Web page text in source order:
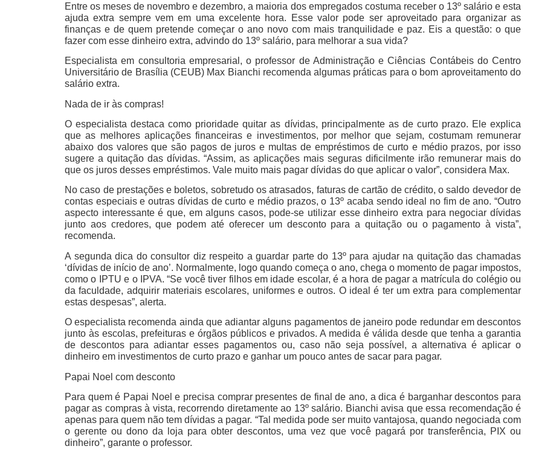
Entre os meses de novembro e dezembro, a maioria dos empregados costuma receber o 13º salário e esta
ajuda extra sempre vem em uma excelente hora. Esse valor pode ser aproveitado para organizar as
finanças e de quem pretende começar o ano novo com mais tranquilidade e paz. Eis a questão: o que
fazer com esse dinheiro extra, advindo do 13º salário, para melhorar a sua vida?
Especialista em consultoria empresarial, o professor de Administração e Ciências Contábeis do Centro
Universitário de Brasília (CEUB) Max Bianchi recomenda algumas práticas para o bom aproveitamento do
salário extra.
Nada de ir às compras!
O especialista destaca como prioridade quitar as dívidas, principalmente as de curto prazo. Ele explica
que as melhores aplicações financeiras e investimentos, por melhor que sejam, costumam remunerar
abaixo dos valores que são pagos de juros e multas de empréstimos de curto e médio prazos, por isso
sugere a quitação das dívidas. “Assim, as aplicações mais seguras dificilmente irão remunerar mais do
que os juros desses empréstimos. Vale muito mais pagar dívidas do que aplicar o valor”, considera Max.
No caso de prestações e boletos, sobretudo os atrasados, faturas de cartão de crédito, o saldo devedor de
contas especiais e outras dívidas de curto e médio prazos, o 13º acaba sendo ideal no fim de ano. “Outro
aspecto interessante é que, em alguns casos, pode-se utilizar esse dinheiro extra para negociar dívidas
junto aos credores, que podem até oferecer um desconto para a quitação ou o pagamento à vista”,
recomenda.
A segunda dica do consultor diz respeito a guardar parte do 13º para ajudar na quitação das chamadas
‘dívidas de início de ano’. Normalmente, logo quando começa o ano, chega o momento de pagar impostos,
como o IPTU e o IPVA. “Se você tiver filhos em idade escolar, é a hora de pagar a matrícula do colégio ou
da faculdade, adquirir materiais escolares, uniformes e outros. O ideal é ter um extra para complementar
estas despesas”, alerta.
O especialista recomenda ainda que adiantar alguns pagamentos de janeiro pode redundar em descontos
junto às escolas, prefeituras e órgãos públicos e privados. A medida é válida desde que tenha a garantia
de descontos para adiantar esses pagamentos ou, caso não seja possível, a alternativa é aplicar o
dinheiro em investimentos de curto prazo e ganhar um pouco antes de sacar para pagar.
Papai Noel com desconto
Para quem é Papai Noel e precisa comprar presentes de final de ano, a dica é barganhar descontos para
pagar as compras à vista, recorrendo diretamente ao 13º salário. Bianchi avisa que essa recomendação é
apenas para quem não tem dívidas a pagar. “Tal medida pode ser muito vantajosa, quando negociada com
o gerente ou dono da loja para obter descontos, uma vez que você pagará por transferência, PIX ou
dinheiro”, garante o professor.